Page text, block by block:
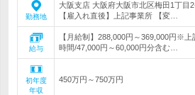
勤務地
大阪支店 大阪府大阪市北区梅田1丁目
【雇入れ直後】上記事業所 【変…
給与
【月給制】288,000円～369,000円※
時間/47,000円～60,000円分含む…
初年度
年収
450万円～750万円